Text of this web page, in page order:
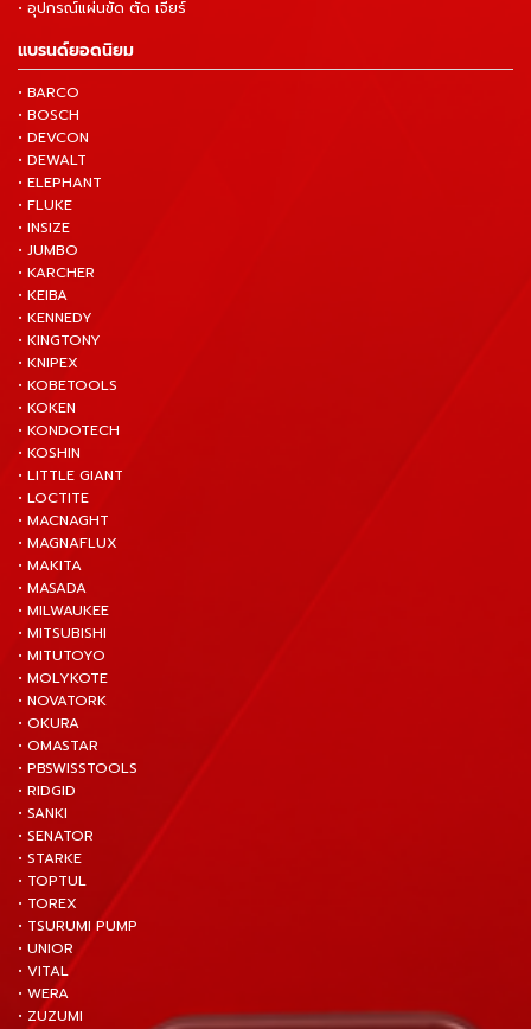
• อุปกรณ์แผ่นขัด ตัด เจียร์
แบรนด์ยอดนิยม
• BARCO
• BOSCH
• DEVCON
• DEWALT
• ELEPHANT
• FLUKE
• INSIZE
• JUMBO
• KARCHER
• KEIBA
• KENNEDY
• KINGTONY
• KNIPEX
• KOBETOOLS
• KOKEN
• KONDOTECH
• KOSHIN
• LITTLE GIANT
• LOCTITE
• MACNAGHT
• MAGNAFLUX
• MAKITA
• MASADA
• MILWAUKEE
• MITSUBISHI
• MITUTOYO
• MOLYKOTE
• NOVATORK
• OKURA
• OMASTAR
• PBSWISSTOOLS
• RIDGID
• SANKI
• SENATOR
• STARKE
• TOPTUL
• TOREX
• TSURUMI PUMP
• UNIOR
• VITAL
• WERA
• ZUZUMI